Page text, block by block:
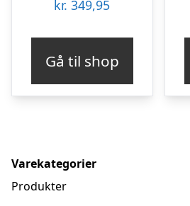
kr. 349,95
Gå til shop
Varekategorier
Produkter